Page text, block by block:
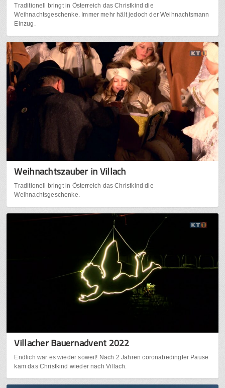
Traditionell bringt in Österreich das Christkind die
Weihnachtsgeschenke. Immer mehr hält jedoch der Weihnachtsmann
Einzug.
Weihnachtszauber in Villach
Traditionell bringt in Österreich das Christkind die
Weihnachtsgeschenke.
Villacher Bauernadvent 2022
Endlich war es wieder soweit! Nach 2 Jahren coronabedingter Pause
kam das Christkind wieder nach Villach.